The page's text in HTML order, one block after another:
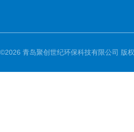
©2026 青岛聚创世纪环保科技有限公司 版